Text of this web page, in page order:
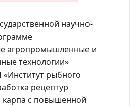
научно-
агропромышленные и
технологии»
рыбного
рецептур
с повышенной